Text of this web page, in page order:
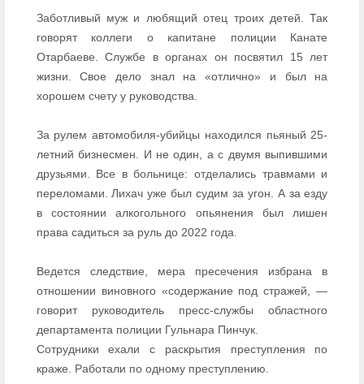
Заботливый муж и любящий отец троих детей. Так
говорят коллеги о капитане полиции Канате
Отарбаеве. Службе в органах он посвятил 15 лет
жизни. Свое дело знал на «отлично» и был на
хорошем счету у руководства.
За рулем автомобиля-убийцы находился пьяный 25-
летний бизнесмен. И не один, а с двумя выпившими
друзьями. Все в больнице: отделались травмами и
переломами. Лихач уже был судим за угон. А за езду
в состоянии алкогольного опьянения был лишен
права садиться за руль до 2022 года.
Ведется следствие, мера пресечения избрана в
отношении виновного «содержание под стражей, —
говорит руководитель пресс-службы областного
департамента полиции Гульнара Пинчук.
Сотрудники ехали с раскрытия преступления по
краже. Работали по одному преступлению.